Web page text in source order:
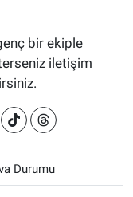
bir ekiple
iletişim
Durumu